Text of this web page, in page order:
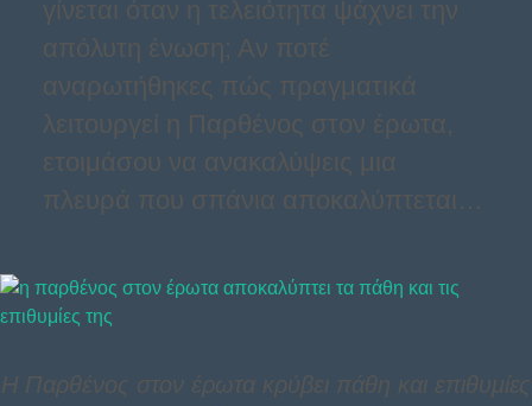
γίνεται όταν η τελειότητα ψάχνει την
απόλυτη ένωση; Αν ποτέ
αναρωτήθηκες πώς πραγματικά
λειτουργεί η Παρθένος στον έρωτα,
ετοιμάσου να ανακαλύψεις μια
πλευρά που σπάνια αποκαλύπτεται…
Η Παρθένος στον έρωτα κρύβει πάθη και επιθυμίες